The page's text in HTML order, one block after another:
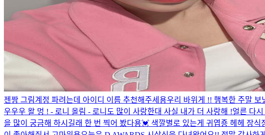
젠짱 그림계정 파려는데 아이디 이름 추천해주세용우리 바위게 !! 행복한 주말
우우우 왈 멍 ! - 로니 올림 - 로니도 많이 사랑한대 사실 내가 더 사랑해 !얼른 다
을 많이 궁금해 하시길래 한 번 찍어 봤다용💓 색깔별로 있는게 귀엽죵 헤헤 장